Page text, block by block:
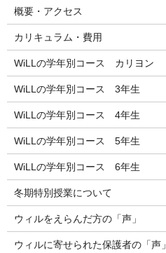
概要・アクセス
カリキュラム・費用
WiLLの学年別コース カリヨン
WiLLの学年別コース 3年生
WiLLの学年別コース 4年生
WiLLの学年別コース 5年生
WiLLの学年別コース 6年生
冬期特別授業について
ウィルをえらんだ方の「声」
ウィルに寄せられた保護者の「声」